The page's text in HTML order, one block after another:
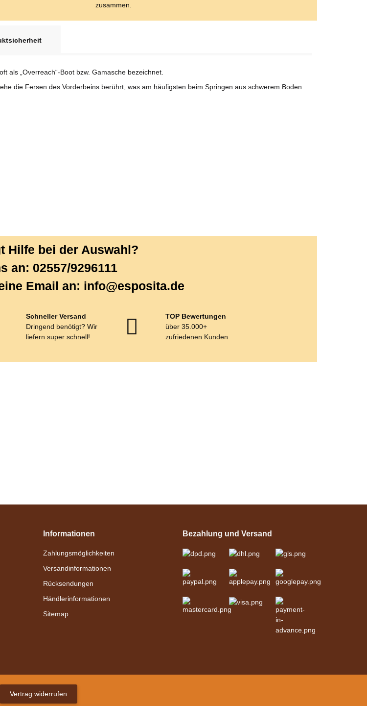
zusammen.
als „Overreach“-Boot bzw. Gamasche bezeichnet.
die Fersen des Vorderbeins berührt, was am häufigsten beim Springen aus schwerem Boden
Hilfe bei der Auswahl?
an: 02557/9296111
Email an: info@esposita.de
Schneller Versand
Dringend benötigt? Wir
liefern super schnell!
TOP Bewertungen
über 35.000+
zufriedenen Kunden
Schwarz
329,00 €*
Informationen
Zahlungsmöglichkeiten
Versandinformationen
Rücksendungen
Händlerinformationen
Sitemap
Bezahlung und Versand
Vertrag widerrufen